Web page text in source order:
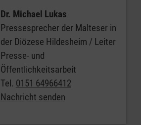
Dr. Michael Lukas
Pressesprecher der Malteser in
der Diözese Hildesheim / Leiter
Presse- und
Öffentlichkeitsarbeit
Tel. 0151 64966412
Nachricht senden